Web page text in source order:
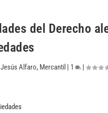
del Derecho
Jesús Alfaro, Mercantil | 1 |